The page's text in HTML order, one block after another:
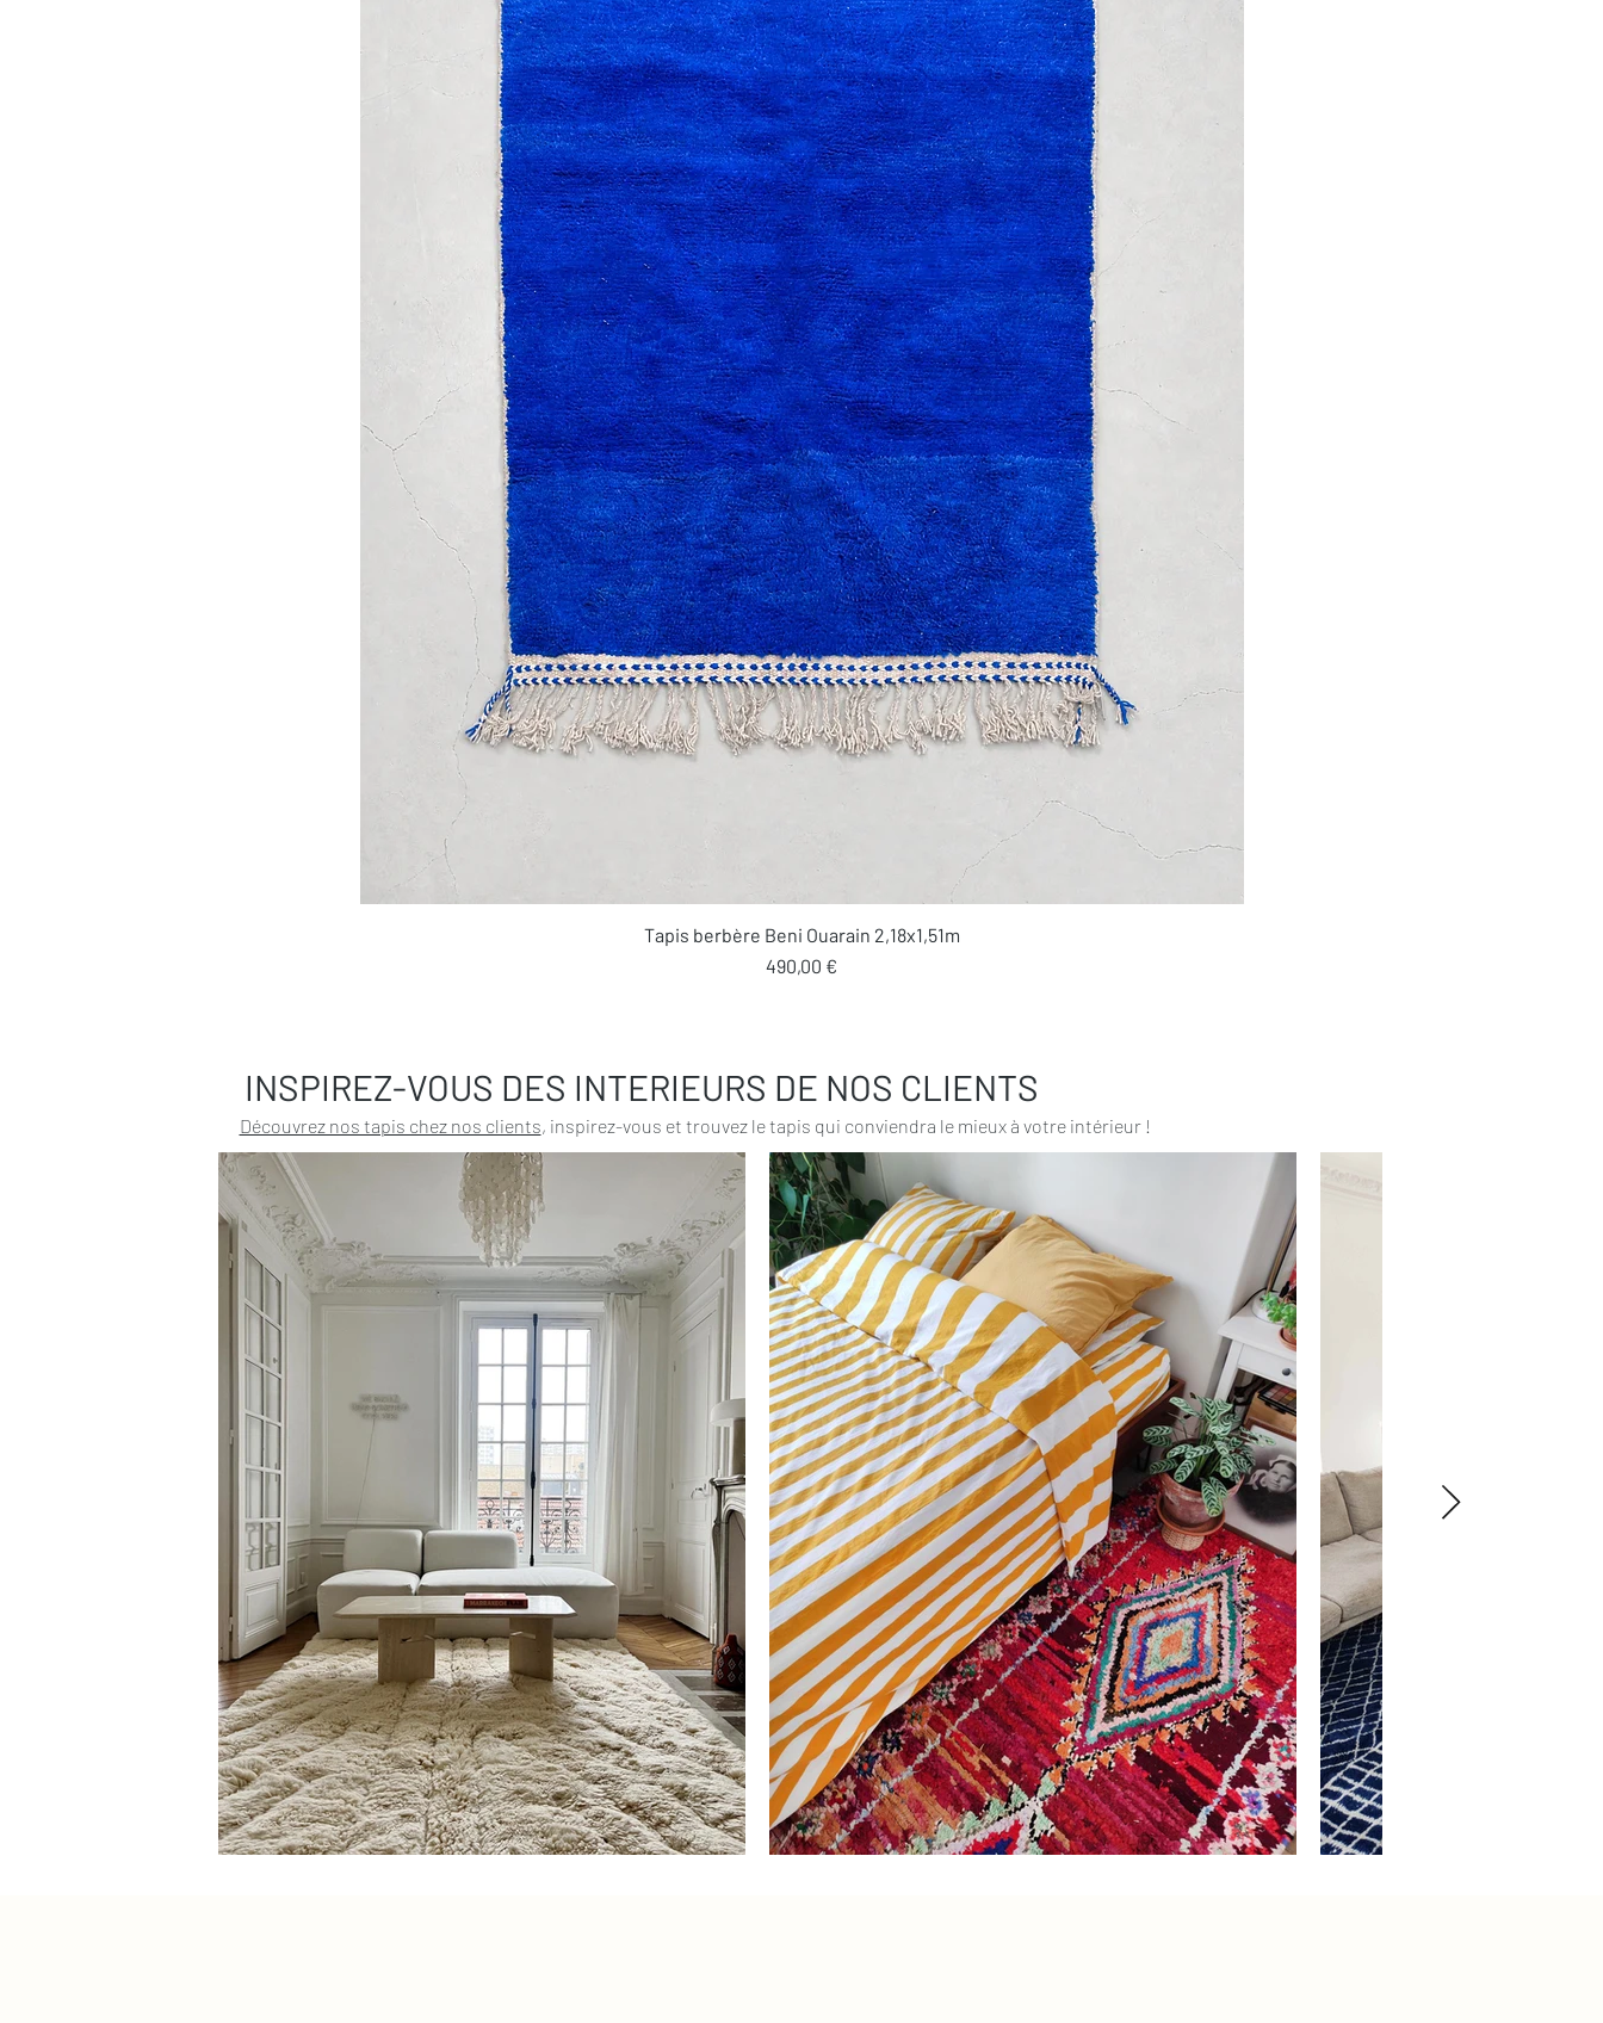
Aperçu rapide
Tapis berbère Beni Ouarain 2,18x1,51m
Prix
490,00 €
INSPIREZ-VOUS DES INTERIEURS DE NOS CLIENTS
Découvrez nos tapis chez nos clients, inspirez-vous et trouvez le tapis qui conviendra le mieux à votre intérieur !